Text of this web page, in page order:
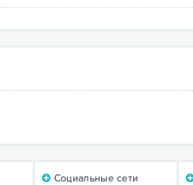
Социальные сети